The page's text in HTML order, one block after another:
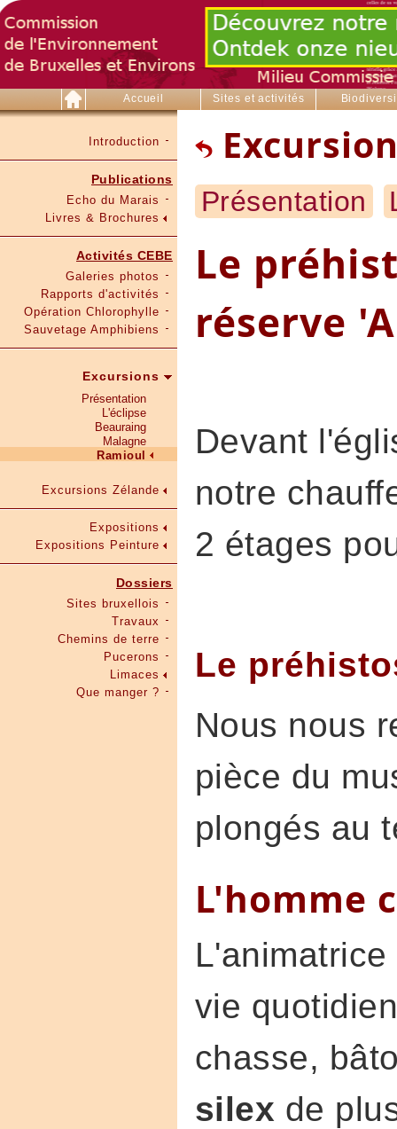
Accueil Sites et activités
Introduction
Publications
Echo du Marais
Livres & Brochures
Activités CEBE
Galeries photos
Rapports d'activités
Opération Chlorophylle
Sauvetage Amphibiens
Excursions
Présentation
L'éclipse
Beauraing
Malagne
Ramioul
Excursions Zélande
Expositions
Expositions Peinture
Dossiers
Sites bruxellois
Travaux
Chemins de terre
Pucerons
Limaces
Que manger ?
Présentation
Le
réserve
Devant
notre
2 étages
Le
Nous nous
pièce du
plongés au
L'homme
vie
chasse,
silex de